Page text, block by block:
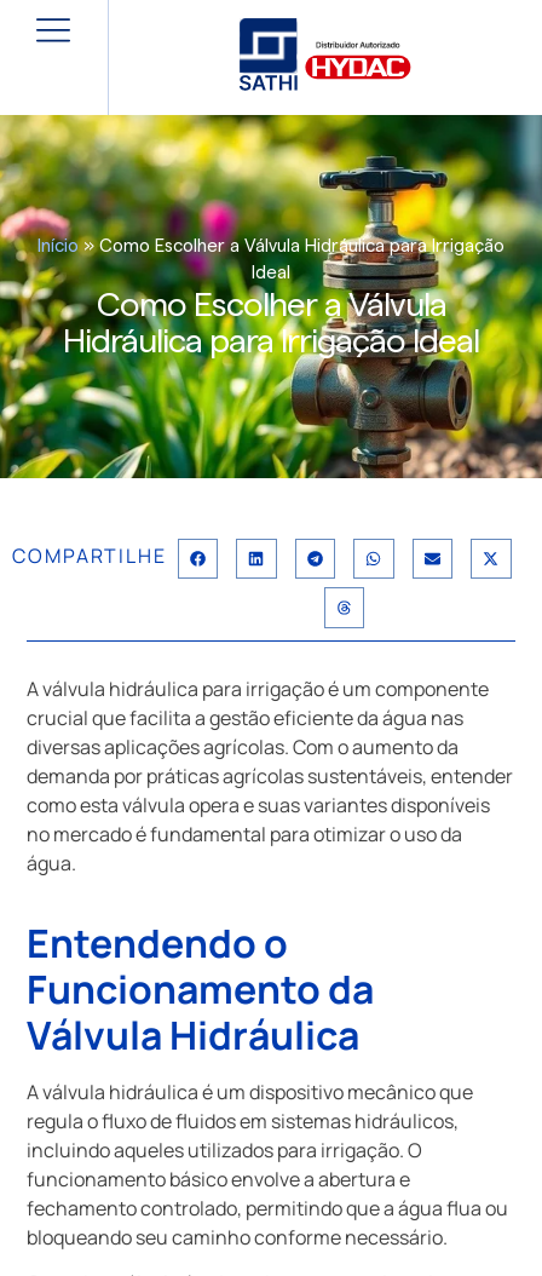
Início» Como Escolher a Válvula Hidráulica para Irrigação
Ideal
Como Escolher a Válvula
Hidráulica para Irrigação Ideal
COMPARTILHE
A válvula hidráulica para irrigação é um componente
crucial que facilita a gestão eficiente da água nas
diversas aplicações agrícolas. Com o aumento da
demanda por práticas agrícolas sustentáveis, entender
como esta válvula opera e suas variantes disponíveis
no mercado é fundamental para otimizar o uso da
água.
Entendendo o
Funcionamento da
Válvula Hidráulica
A válvula hidráulica é um dispositivo mecânico que
regula o fluxo de fluidos em sistemas hidráulicos,
incluindo aqueles utilizados para irrigação. O
funcionamento básico envolve a abertura e
fechamento controlado, permitindo que a água flua ou
bloqueando seu caminho conforme necessário.